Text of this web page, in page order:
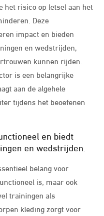
het risico op letsel aan het
Deze
impact en bieden
en wedstrijden,
kunnen rijden.
is een belangrijke
aan de algehele
tijdens het beoefenen
en biedt
en wedstrijden.
belang voor
is, maar ook
trainingen als
kleding zorgt voor